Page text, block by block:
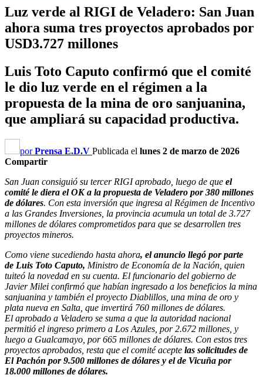
Luz verde al RIGI de Veladero: San Juan
ahora suma tres proyectos aprobados por
USD3.727 millones
Luis Toto Caputo confirmó que el comité
le dio luz verde en el régimen a la
propuesta de la mina de oro sanjuanina,
que ampliará su capacidad productiva.
porPrensa E.D.V Publicada el lunes 2 de marzo de 2026
Compartir
San Juan consiguió su tercer RIGI aprobado , luego de que el
comité le diera el OK a la propuesta de Veladero por 380 millones
de dólares. Con esta inversión que ingresa al Régimen de Incentivo
a las Grandes Inversiones, la provincia acumula un total de 3.727
millones de dólares comprometidos para que se desarrollen tres
proyectos mineros.
Como viene sucediendo hasta ahora, el anuncio llegó por parte
de Luis Toto Caputo, Ministro de Economía de la Nación, quien
tuiteó la novedad en su cuenta. El funcionario del gobierno de
Javier Milei confirmó que habían ingresado a los beneficios la mina
sanjuanina y también el proyecto Diablillos, una mina de oro y
plata nueva en Salta, que invertirá 760 millones de dólares.
El aprobado a Veladero se suma a que la autoridad nacional
permitió el ingreso primero a Los Azules, por 2.672 millones, y
luego a Gualcamayo, por 665 millones de dólares. Con estos tres
proyectos aprobados, resta que el comité acepte las solicitudes de
El Pachón por 9.500 millones de dólares y el de Vicuña por
18.000 millones de dólares.